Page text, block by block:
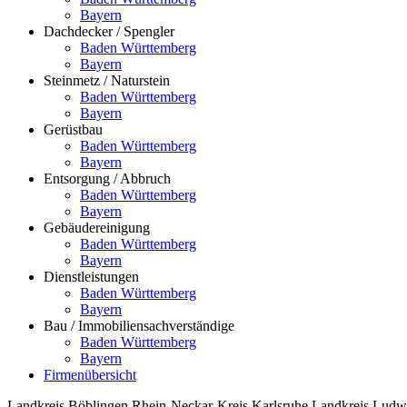
Bayern
Dachdecker / Spengler
Baden Württemberg
Bayern
Steinmetz / Naturstein
Baden Württemberg
Bayern
Gerüstbau
Baden Württemberg
Bayern
Entsorgung / Abbruch
Baden Württemberg
Bayern
Gebäudereinigung
Baden Württemberg
Bayern
Dienstleistungen
Baden Württemberg
Bayern
Bau / Immobiliensachverständige
Baden Württemberg
Bayern
Firmenübersicht